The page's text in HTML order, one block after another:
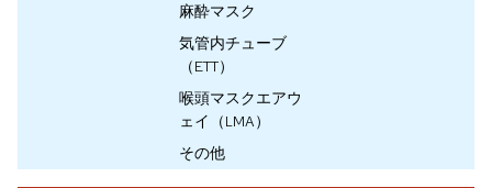
麻酔マスク
気管内チューブ
（ETT）
喉頭マスクエアウ
ェイ（LMA）
その他